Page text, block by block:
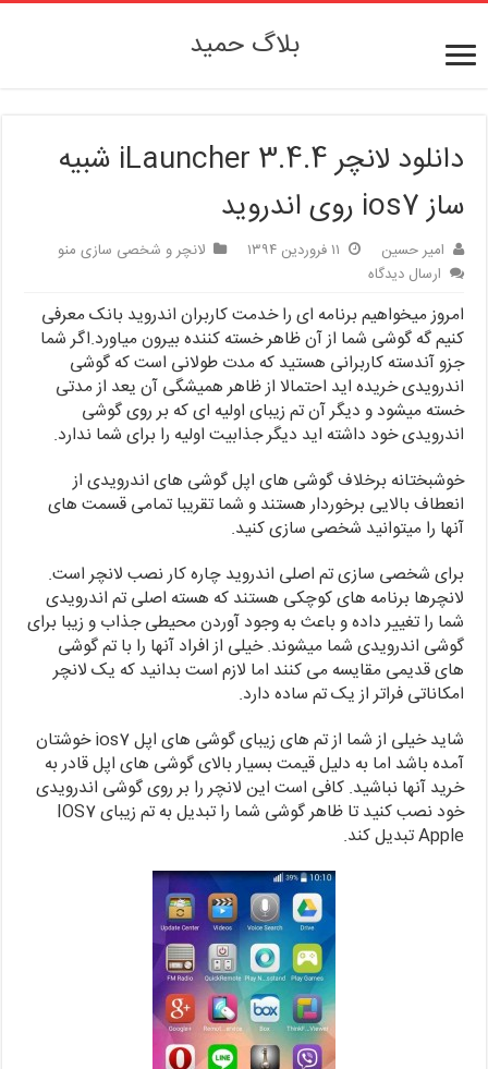
بلاگ حمید
دانلود لانچر iLauncher 3.4.4 شبیه
ساز ios7 روی اندروید
امیر حسین ۱۱ فروردین ۱۳۹۴
لانچر و شخصی سازی منو
ارسال دیدگاه
امروز میخواهیم برنامه ای را خدمت کاربران اندروید بانک معرفی
کنیم گه گوشی شما از آن ظاهر خسته کننده بیرون میاورد.اگر شما
جزو آندسته کاربرانی هستید که مدت طولانی است که گوشی
اندرویدی خریده اید احتمالا از ظاهر همیشگی آن یعد از مدتی
خسته میشود و دیگر آن تم زیبای اولیه ای که بر روی گوشی
اندرویدی خود داشته اید دیگر جذابیت اولیه را برای شما ندارد.
خوشبختانه برخلاف گوشی های اپل گوشی های اندرویدی از
انعطاف بالایی برخوردار هستند و شما تقریبا تمامی قسمت های
آنها را میتوانید شخصی سازی کنید.
برای شخصی سازی تم اصلی اندروید چاره کار نصب لانچر است.
لانچرها برنامه های کوچکی هستند که هسته اصلی تم اندرویدی
شما را تغییر داده و باعث به وجود آوردن محیطی جذاب و زیبا برای
گوشی اندرویدی شما میشوند. خیلی از افراد آنها را با تم گوشی
های قدیمی مقایسه می کنند اما لازم است بدانید که یک لانچر
امکاناتی فراتر از یک تم ساده دارد.
شاید خیلی از شما از تم های زیبای گوشی های اپل ios7 خوشتان
آمده باشد اما به دلیل قیمت بسیار بالای گوشی های اپل قادر به
خرید آنها نباشید. کافی است این لانچر را بر روی گوشی اندرویدی
خود نصب کنید تا ظاهر گوشی شما را تبدیل به تم زیبای IOS7
Apple تبدیل کند.